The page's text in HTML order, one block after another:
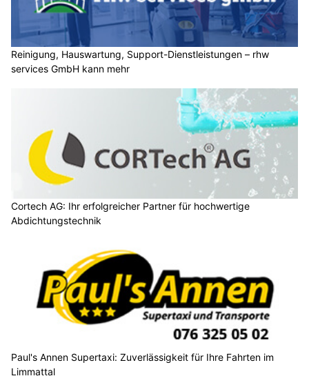
Reinigung, Hauswartung, Support-Dienstleistungen – rhw
services GmbH kann mehr
Cortech AG: Ihr erfolgreicher Partner für hochwertige
Abdichtungstechnik
Paul's Annen Supertaxi: Zuverlässigkeit für Ihre Fahrten im
Limmattal